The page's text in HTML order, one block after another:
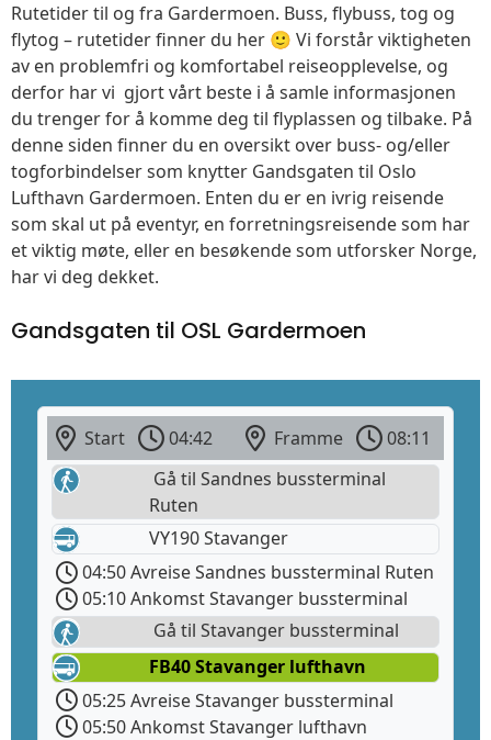
Rutetider til og fra Gardermoen. Buss, flybuss, tog og
flytog – rutetider finner du her 🙂 Vi forstår viktigheten
av en problemfri og komfortabel reiseopplevelse, og
derfor har vi gjort vårt beste i å samle informasjonen
du trenger for å komme deg til flyplassen og tilbake. På
denne siden finner du en oversikt over buss- og/eller
togforbindelser som knytter Gandsgaten til Oslo
Lufthavn Gardermoen. Enten du er en ivrig reisende
som skal ut på eventyr, en forretningsreisende som har
et viktig møte, eller en besøkende som utforsker Norge,
har vi deg dekket.
Gandsgaten til OSL Gardermoen
Start 04:42 Framme
08:11
Gå til Sandnes bussterminal
Ruten
VY190 Stavanger
04:50 Avreise Sandnes bussterminal Ruten
05:10 Ankomst Stavanger bussterminal
Gå til Stavanger bussterminal
FB40 Stavanger lufthavn
05:25 Avreise Stavanger bussterminal
05:50 Ankomst Stavanger lufthavn